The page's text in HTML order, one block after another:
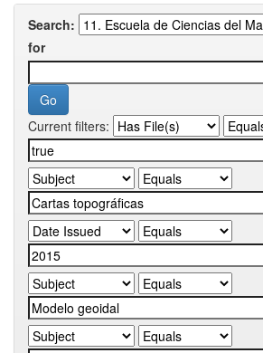
Search:
for
Current filters: